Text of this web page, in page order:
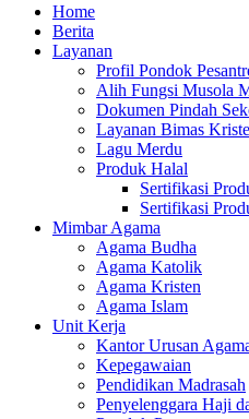
Home
Berita
Layanan
Profil Pondok
Alih Fungsi Musola
Dokumen Pindah
Layanan Bimas
Lagu Merdu
Produk Halal
Sertifikasi
Sertifikasi
Mimbar Agama
Agama Budha
Agama Katolik
Agama Kristen
Agama Islam
Unit Kerja
Kantor Urusan
Kepegawaian
Pendidikan Madrasah
Penyelenggara Haji